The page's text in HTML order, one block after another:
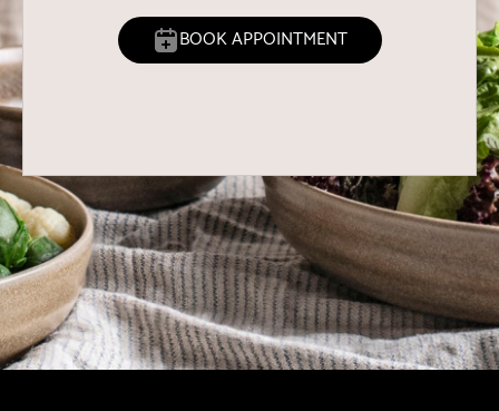
BOOK APPOINTMENT